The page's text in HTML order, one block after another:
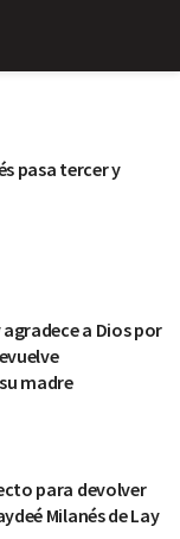
pasa tercer y
a Dios por
madre
para devolver
Milanés de Lay